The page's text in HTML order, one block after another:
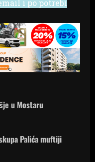
i po potrebi
u Mostaru
Palića muftiji